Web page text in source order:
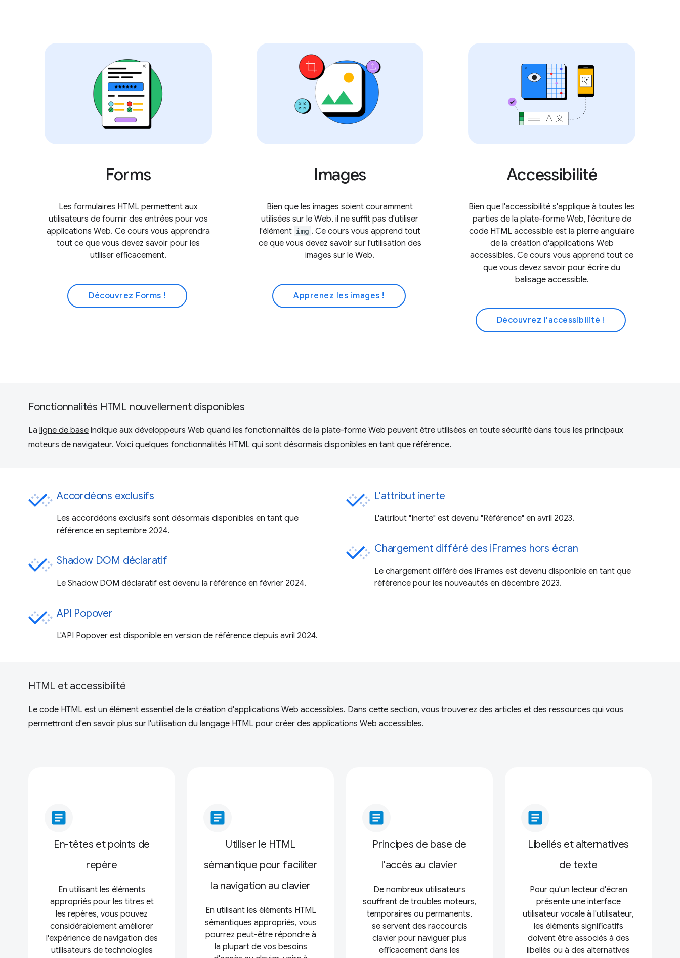
Forms
Les formulaires HTML permettent aux
utilisateurs de fournir des entrées pour vos
applications Web. Ce cours vous apprendra
tout ce que vous devez savoir pour les
utiliser efficacement.
Découvrez Forms !
Images
Bien que les images soient couramment
utilisées sur le Web, il ne suffit pas d'utiliser
l'élément img . Ce cours vous apprend tout
ce que vous devez savoir sur l'utilisation des
images sur le Web.
Apprenez les images !
Accessibilité
Bien que l'accessibilité s'applique à toutes les
parties de la plate-forme Web, l'écriture de
code HTML accessible est la pierre angulaire
de la création d'applications Web
accessibles. Ce cours vous apprend tout ce
que vous devez savoir pour écrire du
balisage accessible.
Découvrez l'accessibilité !
Fonctionnalités HTML nouvellement disponibles
La ligne de base indique aux développeurs Web quand les fonctionnalités de la plate-forme Web peuvent être utilisées en toute sécurité dans tous les principaux
moteurs de navigateur. Voici quelques fonctionnalités HTML qui sont désormais disponibles en tant que référence.
Accordéons exclusifs
Les accordéons exclusifs sont désormais disponibles en tant que
référence en septembre 2024.
Shadow DOM déclaratif
Le Shadow DOM déclaratif est devenu la référence en février 2024.
API Popover
L'API Popover est disponible en version de référence depuis avril 2024.
L'attribut inerte
L'attribut "Inerte" est devenu "Référence" en avril 2023.
Chargement différé des iFrames hors écran
Le chargement différé des iFrames est devenu disponible en tant que
référence pour les nouveautés en décembre 2023.
HTML et accessibilité
Le code HTML est un élément essentiel de la création d'applications Web accessibles. Dans cette section, vous trouverez des articles et des ressources qui vous
permettront d'en savoir plus sur l'utilisation du langage HTML pour créer des applications Web accessibles.
article
En-têtes et points de
repère
En utilisant les éléments
appropriés pour les titres et
les repères, vous pouvez
considérablement améliorer
l'expérience de navigation des
utilisateurs de technologies
article
Utiliser le HTML
sémantique pour faciliter
la navigation au clavier
En utilisant les éléments HTML
sémantiques appropriés, vous
pourrez peut-être répondre à
la plupart de vos besoins
article
Principes de base de
l'accès au clavier
De nombreux utilisateurs
souffrant de troubles moteurs,
temporaires ou permanents,
se servent des raccourcis
clavier pour naviguer plus
efficacement dans les
article
Libellés et alternatives
de texte
Pour qu'un lecteur d'écran
présente une interface
utilisateur vocale à l'utilisateur,
les éléments significatifs
doivent être associés à des
libellés ou à des alternatives